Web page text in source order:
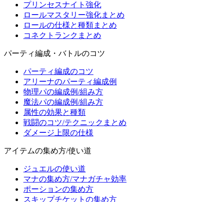
プリンセスナイト強化
ロールマスタリー強化まとめ
ロールの仕様と種類まとめ
コネクトランクまとめ
パーティ編成・バトルのコツ
パーティ編成のコツ
アリーナのパーティ編成例
物理パの編成例/組み方
魔法パの編成例/組み方
属性の効果と種類
戦闘のコツ/テクニックまとめ
ダメージ上限の仕様
アイテムの集め方/使い道
ジュエルの使い道
マナの集め方/マナガチャ効率
ポーションの集め方
スキップチケットの集め方